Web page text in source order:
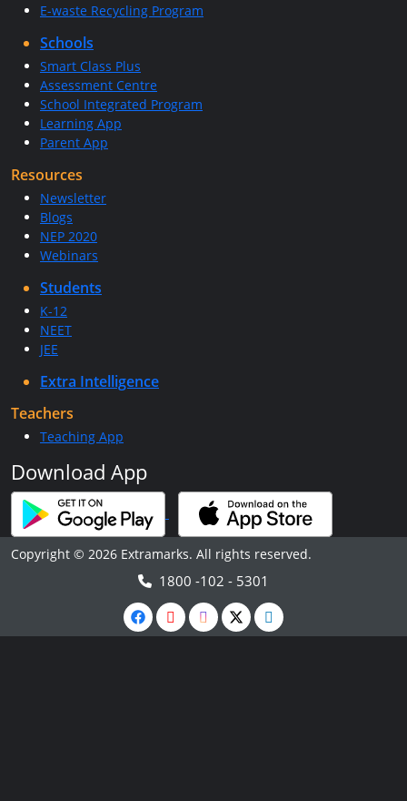
E-waste Recycling Program
Schools
Smart Class Plus
Assessment Centre
School Integrated Program
Learning App
Parent App
Resources
Newsletter
Blogs
NEP 2020
Webinars
Students
K-12
NEET
JEE
Extra Intelligence
Teachers
Teaching App
Download App
Copyright © 2026 Extramarks. All rights reserved.
1800 -102 - 5301